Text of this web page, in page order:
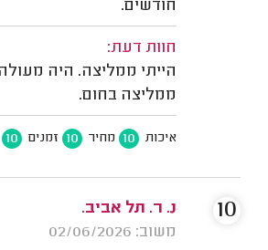
חודשים.
חוות דעת:
הייתי ממליצה. היה
ממליצה בחום.
איכות 10 מחיר 10 זמנים 10
נ. ר. תל אביב.
משוב: 02/06/2026
10